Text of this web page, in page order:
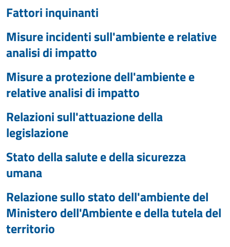
Fattori inquinanti
Misure incidenti sull'ambiente e relative
analisi di impatto
Misure a protezione dell'ambiente e
relative analisi di impatto
Relazioni sull'attuazione della
legislazione
Stato della salute e della sicurezza
umana
Relazione sullo stato dell'ambiente del
Ministero dell'Ambiente e della tutela del
territorio